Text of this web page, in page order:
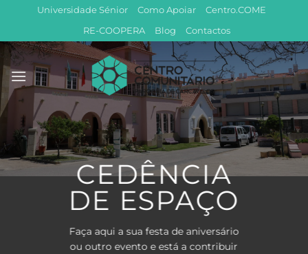
content
Universidade Sénior Como Apoiar
Centro.COME
RE-COOPERA
Blog Contactos
CEDÊNCIA
DE ESPAÇO
Faça aqui a sua festa de aniversário
ou outro evento e está a contribuir